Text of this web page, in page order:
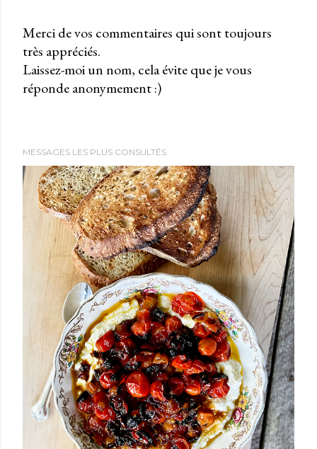
P
u
b
r
u
c
Merci de vos commentaires qui sont toujours
très appréciés.
Laissez-moi un nom, cela évite que je vous
réponde anonymement :)
MESSAGES LES PLUS CONSULTÉS